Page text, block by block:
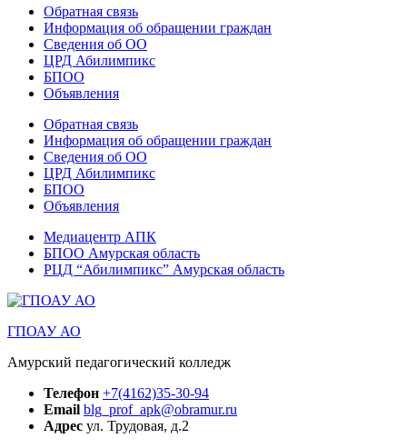
Обратная связь
Информация об обращении граждан
Сведения об ОО
ЦРД Абилимпикс
БПОО
Объявления
Обратная связь
Информация об обращении граждан
Сведения об ОО
ЦРД Абилимпикс
БПОО
Объявления
Медиацентр АПК
БПОО Амурская область
РЦД “Абилимпикс” Амурская область
ГПОАУ АО
Амурский педагогический колледж
Телефон +7(4162)35-30-94
Email blg_prof_apk@obramur.ru
Адрес ул. Трудовая, д.2